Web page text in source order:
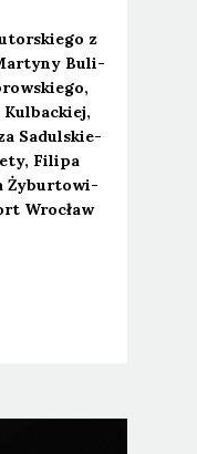
z
Buli­
Kul­bac­kiej,
Sadul­skie­
Fili­pa
Żybur­to­wi­
Wro­cław